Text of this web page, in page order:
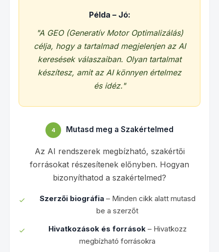
Példa – Jó:
"A GEO (Generatív Motor Optimalizálás)
célja, hogy a tartalmad megjelenjen az AI
keresések válaszaiban. Olyan tartalmat
készítesz, amit az AI könnyen értelmez
és idéz."
4 Mutasd meg a Szakértelmed
Az AI rendszerek megbízható, szakértői
forrásokat részesítenek előnyben. Hogyan
bizonyíthatod a szakértelmed?
Szerzői biográfia– Minden cikk alatt mutasd
be a szerzőt
Hivatkozások és források– Hivatkozz
megbízható forrásokra